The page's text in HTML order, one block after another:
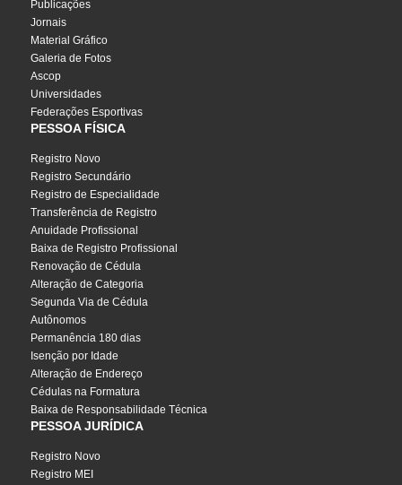
Publicações
Jornais
Material Gráfico
Galeria de Fotos
Ascop
Universidades
Federações Esportivas
PESSOA FÍSICA
Registro Novo
Registro Secundário
Registro de Especialidade
Transferência de Registro
Anuidade Profissional
Baixa de Registro Profissional
Renovação de Cédula
Alteração de Categoria
Segunda Via de Cédula
Autônomos
Permanência 180 dias
Isenção por Idade
Alteração de Endereço
Cédulas na Formatura
Baixa de Responsabilidade Técnica
PESSOA JURÍDICA
Registro Novo
Registro MEI